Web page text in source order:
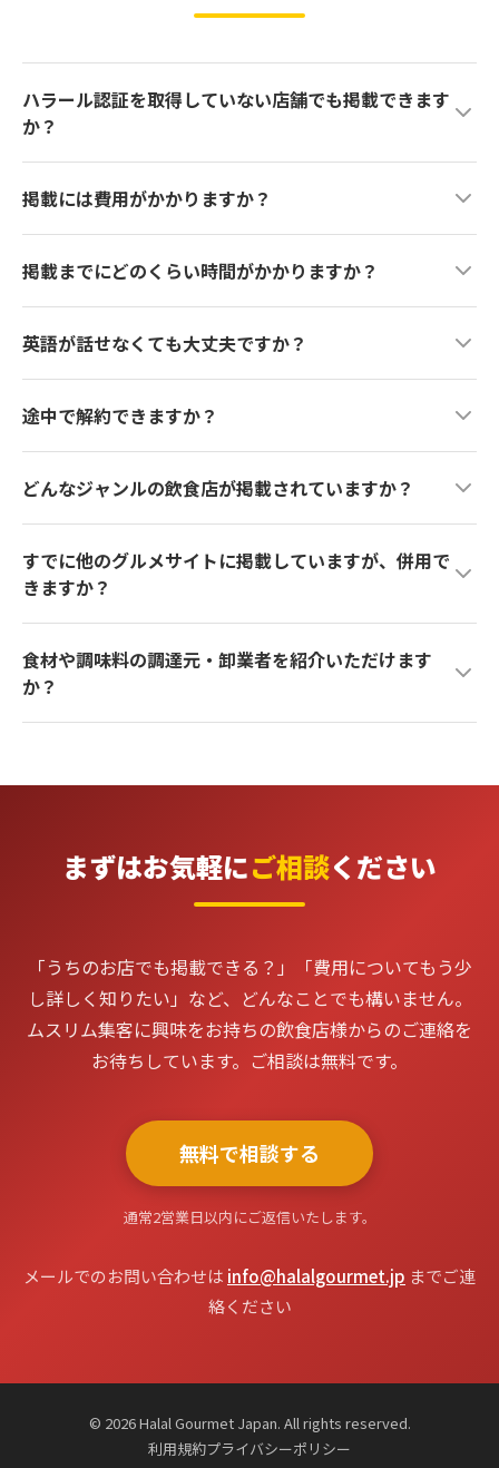
ハラール認証を取得していない店舗でも掲載できます
か？
ラール認証は必須ではありません。必要な対応は、調理器具
の使い分けや、ハラール対応食材の使用など、日常のオペレ
ーションの範囲です。
を含む食材・調味料を避けることに加え、肉類はイスラム法
に則って処理されたものをお選びください。
掲載には費用がかかりますか？
検索結果での優先表示、クーポン機能、予約連携、月次レポ
ートなど、ムスリム集客に必要な機能とサポートを一括でご
提供しています。費用やプランの詳細はお問い合わせ時にご
掲載までにどのくらい時間がかかりますか？
店のメニュー情報をヒアリングし、原材料データの登録と翻
訳を行ったうえで公開いたします。お忙しい飲食店様のご負
担を最小限に抑えるよう、スムーズに進めてまいります。
英語が話せなくても大丈夫ですか？
すべてHGJ側で対応いたします。また、ムスリムのお客様が
来店された際のコミュニケーションについてもサポートいた
しますので、安心してお任せください。
途中で解約できますか？
能です。解約手続きについてはお問い合わせ時に詳しくご説
明いたします。長期の縛りはありませんので、まずはお試し
いただく感覚でお気軽にどうぞ。
どんなジャンルの飲食店が掲載されていますか？
など、幅広いジャンルの飲食店にご掲載いただいています。
ジャンルの制限はございません。「うちの業態でも大丈
夫？」と思われたら、まずはお気軽にご相談ください。
すでに他のグルメサイトに掲載していますが、併用で
きますか？
リム旅行者に特化したプラットフォームのため、一般的なグ
ルメサイトではリーチしにくい層へのアプローチが可能で
す。既存の集客チャネルと組み合わせることで、相乗効果が
食材や調味料の調達元・卸業者を紹介いただけます
か？
内いたしますので、お気軽にご相談ください。
まずはお気軽にご相談ください
「うちのお店でも掲載できる？」「費用についてもう少
し詳しく知りたい」など、どんなことでも構いません。
ムスリム集客に興味をお持ちの飲食店様からのご連絡を
お待ちしています。ご相談は無料です。
無料で相談する
通常2営業日以内にご返信いたします。
メールでのお問い合わせは info@halalgourmet.jp までご連
絡ください
© 2026 Halal Gourmet Japan. All rights reserved.
利用規約プライバシーポリシー